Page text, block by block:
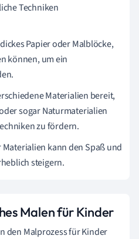
Techniken
Papier oder Malblöcke,
können, um ein
Materialien bereit,
sogar Naturmaterialien
zu fördern.
kann den Spaß und
steigern.
Malen für Kinder
den Malprozess für Kinder